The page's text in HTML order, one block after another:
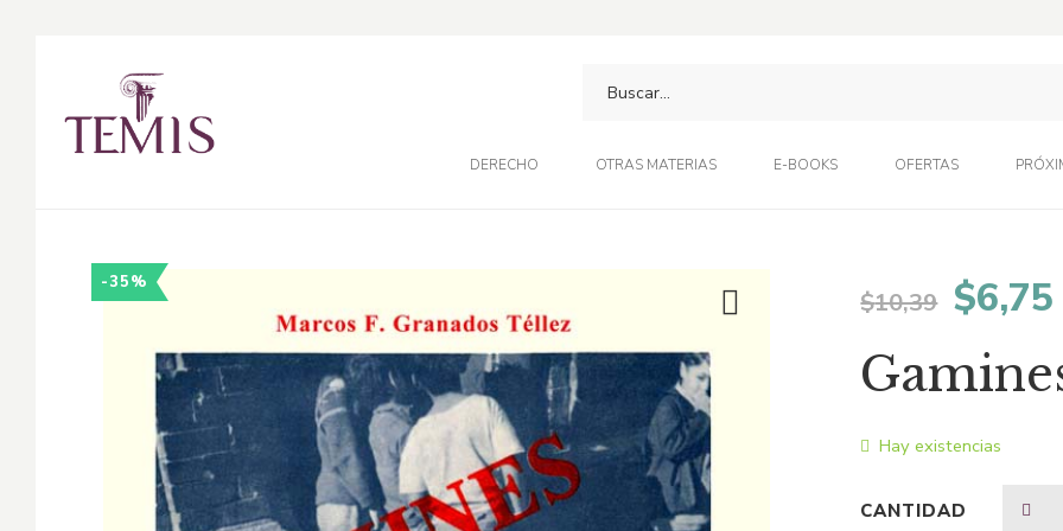
DERECHO OTRAS MATERIAS E-BOOKS OFERTAS
-35%
$10,39 El
$6,75
Hay existencias
CANTIDAD